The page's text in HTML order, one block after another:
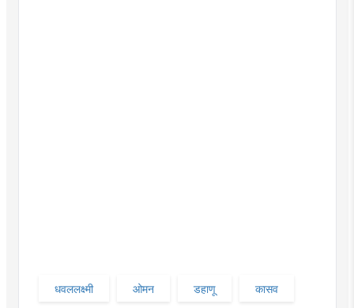
धवललक्ष्मी ओमन डहाणू कासव